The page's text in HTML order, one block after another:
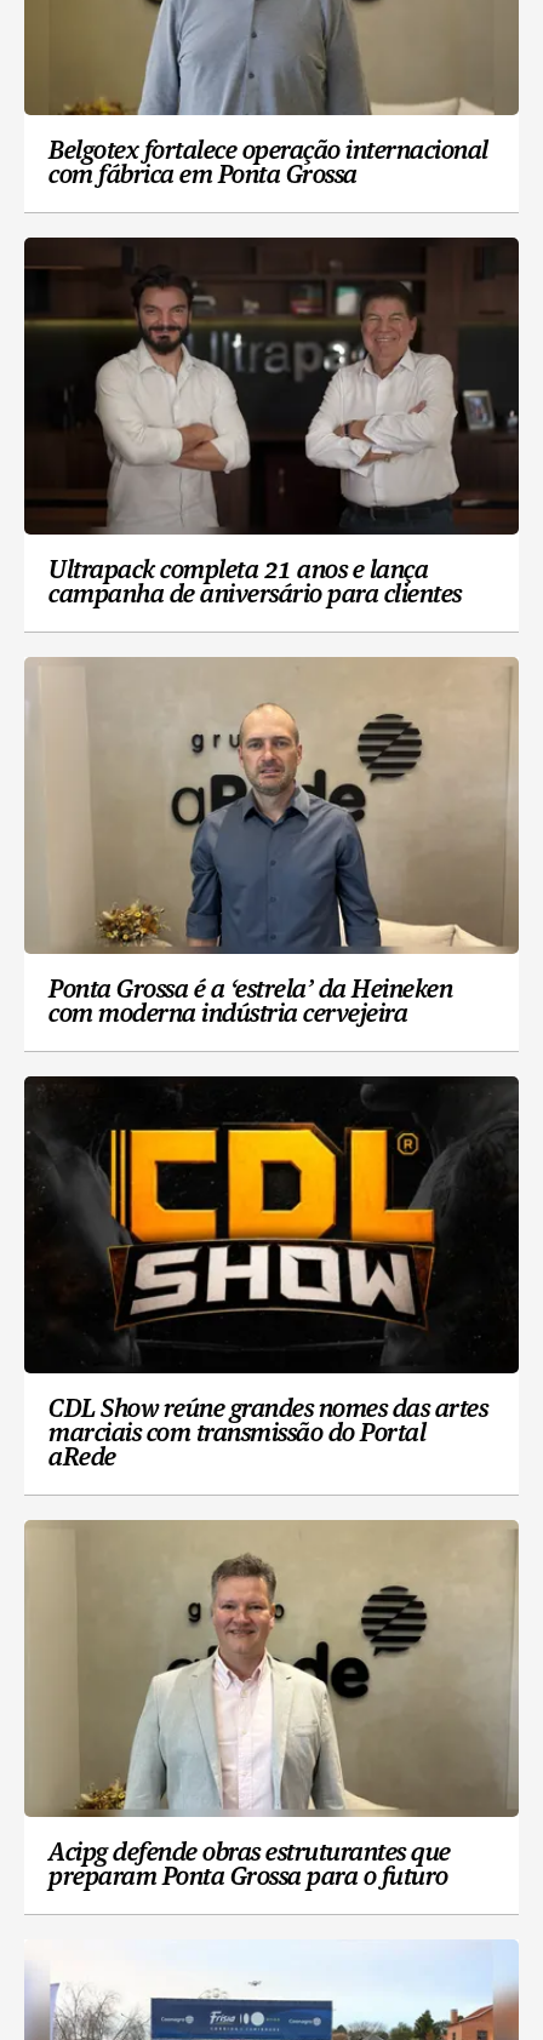
Belgotex fortalece operação internacional
com fábrica em Ponta Grossa
Ultrapack completa 21 anos e lança
campanha de aniversário para clientes
Ponta Grossa é a ‘estrela’ da Heineken
com moderna indústria cervejeira
CDL Show reúne grandes nomes das artes
marciais com transmissão do Portal
aRede
Acipg defende obras estruturantes que
preparam Ponta Grossa para o futuro